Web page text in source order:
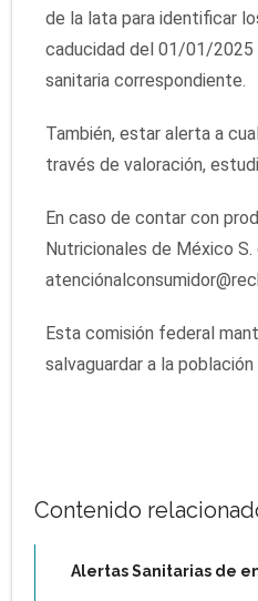
de la lata para identificar
caducidad del 01/01/2025
sanitaria correspondiente.
También, estar alerta a
través de valoración,
En caso de contar con
Nutricionales de México
Esta comisión federal
salvaguardar a la
Contenido
Alertas Sanitarias de